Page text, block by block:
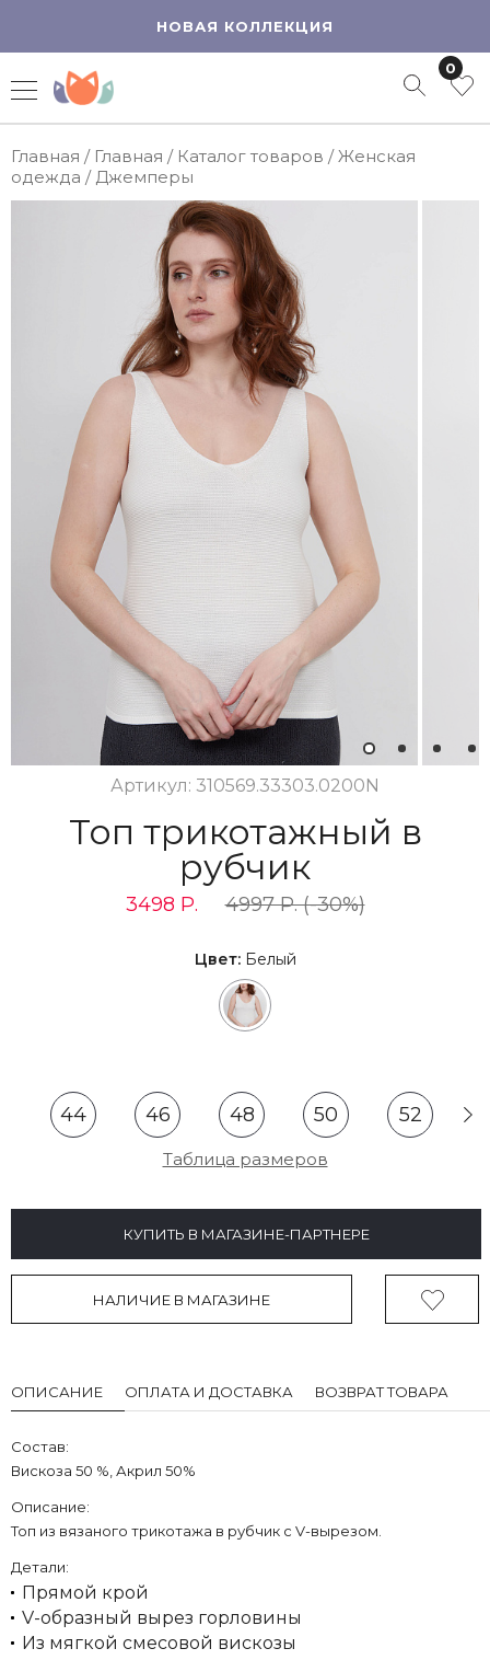
НОВАЯ КОЛЛЕКЦИЯ
0
Главная / Главная / Каталог товаров /Женская
одежда / Джемперы
1
Артикул: 310569.33303.0200N
Топ трикотажный в
рубчик
3498 Р. 4997 Р. (-30%)
Цвет:Белый
44 46 48 50 52
Таблица размеров
КУПИТЬ В МАГАЗИНЕ-ПАРТНЕРЕ
НАЛИЧИЕ В МАГАЗИНЕ
ОПИСАНИЕ ОПЛАТА И ДОСТАВКА ВОЗВРАТ ТОВАРА
Состав:
Вискоза 50 %, Акрил 50%
Описание:
Топ из вязаного трикотажа в рубчик с V-вырезом.
Детали:
Прямой крой
V-образный вырез горловины
Из мягкой смесовой вискозы